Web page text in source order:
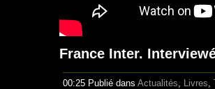
France Inter.
00:25 Publié dans Actualités Livres